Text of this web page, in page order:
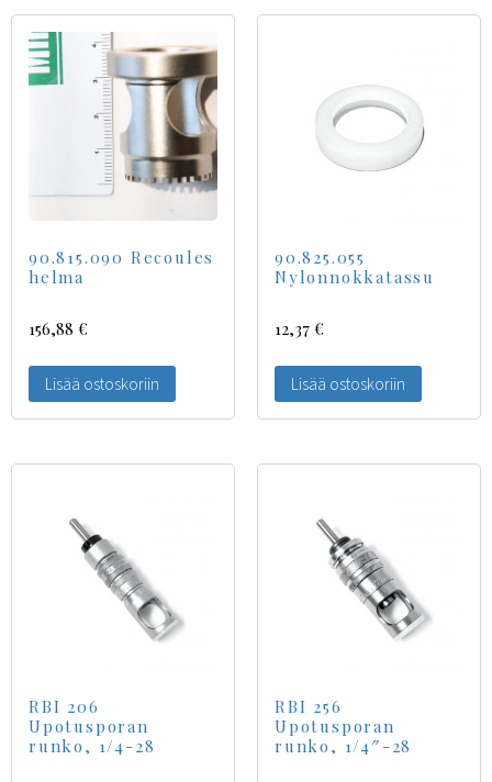
90.815.090 Recoules
helma
156,88 €
Lisää ostoskoriin
90.825.055
Nylonnokkatassu
12,37 €
Lisää ostoskoriin
RBI 206
Upotusporan
runko, 1/4-28
RBI 256
Upotusporan
runko, 1/4″-28